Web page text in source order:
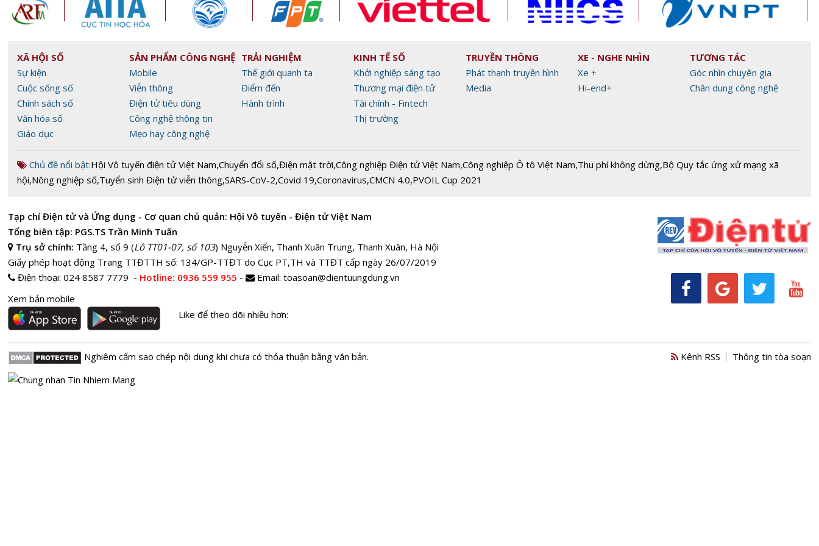
XÃ HỘI SỐ
Sự kiện
Cuộc sống số
Chính sách số
Văn hóa số
Giáo dục
SẢN PHẨM CÔNG NGHỆ
Mobile
Viễn thông
Điện tử tiêu dùng
Công nghệ thông tin
Mẹo hay công nghệ
TRẢI NGHIỆM
Thế giới quanh ta
Điểm đến
Hành trình
KINH TẾ SỐ
Khởi nghiệp sáng tạo
Thương mại điện tử
Tài chính - Fintech
Thị trường
TRUYỀN THÔNG
Phát thanh truyền hình
Media
XE - NGHE NHÌN
Xe +
Hi-end+
TƯƠNG TÁC
Góc nhìn chuyên gia
Chân dung công nghệ
Chủ đề nổi bật:Hội Vô tuyến điện tử Việt Nam,Chuyển đổi số,Điện mặt trời,Công nghiệp Điện tử Việt Nam,Công nghiệp Ô tô Việt Nam,Thu phí không dừng,Bộ Quy tắc ứng xử mạng xã
hội,Nông nghiệp số,Tuyển sinh Điện tử viễn thông,SARS-CoV-2,Covid 19,Coronavirus,CMCN 4.0,PVOIL Cup 2021
Tạp chí Điện tử và Ứng dụng - Cơ quan chủ quản: Hội Vô tuyến - Điện tử Việt Nam
Tổng biên tập: PGS.TS Trần Minh Tuấn
Trụ sở chính: Tầng 4, số 9 (Lô TT01-07, số 103) Nguyễn Xiển, Thanh Xuân Trung, Thanh Xuân, Hà Nội
Giấy phép hoạt động Trang TTĐTTH số: 134/GP-TTĐT do Cục PT,TH và TTĐT cấp ngày 26/07/2019
Điện thoại: 024 8587 7779 - Hotline: 0936 559 955 - Email: toasoan@dientuungdung.vn
Xem bản mobile
Like để theo dõi nhiều hơn:
Nghiêm cấm sao chép nội dung khi chưa có thỏa thuận bằng văn bản. Kênh RSS Thông tin tòa soạn